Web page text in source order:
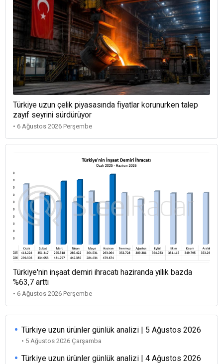
Türkiye uzun çelik piyasasında fiyatlar korunurken talep
zayıf seyrini sürdürüyor
• 6 Ağustos 2026 Perşembe
Türkiye'nin inşaat demiri ihracatı haziranda yıllık bazda
%63,7 arttı
• 6 Ağustos 2026 Perşembe
Türkiye uzun ürünler günlük analizi | 5 Ağustos 2026
• 5 Ağustos 2026 Çarşamba
Türkiye uzun ürünler günlük analizi | 4 Ağustos 2026